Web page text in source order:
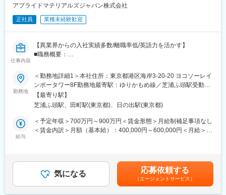
監査を実施し、リスクを許容可能なレベルに維持する。
プログラムおよび安全意識向上施策を企画・実施する。従業員の
参画を促す労働安全衛生活動を企画・主導し、安全行動を定着さ
（4）火災、化学物質漏えい、自然災害などを想定した緊急対応計
画を策定・維持する。緊急訓練および防災訓練を企画・実施す
是正・予防措置を講じ、学んだ教訓を社内に適切に共有する
（5）事業継続計画（BCP）を最新の状況に更新し、緊急事態発生
時に実行可能であることを確保する。
■魅力:
バイルショップセールスをセールスチャンネルとしているメーカ
ーは同社が国内で唯一の存在です。
(4)幅広いキャリアパスがあります。「社内公募制度」があり、他
部門への異動も可能な環境です。
アプライドマテリアルズジャパン株式会社
正社員 業種未経験歓迎
仕事内容
【異業界からの入社実績多数/離職率低/英語力を活かす】
■職務概要：
おいて、技術面以外の契約・コスト（人件費、部品など）・人員
の管理をお任せします。顧客先である半導体メーカーの工場に行
くことはありませんが、US本部への出張は発生します。
■業務詳細：
当社は半導体製造装置の立ち上げエンジニアが多数在籍してお
り、顧客である半導体メーカーへの装置据え付け／立上げを担っ
ています。当事業において、財務、人員、運営上の管理をおこな
す。また、従業員満足度の確保のため、目標設定や振り返り、研
修、キャリア開発なども関わります。
勤務地
＜勤務地詳細1＞本社住所：東京都港区海岸3-20-20 ヨコソーレイ
ンボータワー8F勤務地最寄駅：ゆりかもめ線／芝浦ふ頭駅受動喫
煙対策：屋内全面禁煙＜勤務地詳細2＞各サービスセンター住所：
北海道・岩手県・山形県・茨城県・東京都・千葉県・神奈川県・
県・熊本県受動喫煙対策：敷地内喫煙可能場所あり変更の範囲：
会社の定める事業所
【最寄り駅】
芝浦ふ頭駅、田町駅(東京都)、日の出駅(東京都)
給与
＜予定年収＞700万円～900万円＜賃金形態＞月給制補足事項なし
＜賃金内訳＞月額（基本給）：400,000円～600,000円＜月給＞
気になる 応募依頼する
（エージェントサービス）